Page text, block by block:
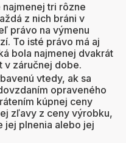
tri rôzne
z nich bráni v
právo na výmenu
To isté právo má aj
bola najmenej dvakrát
v záručnej dobe.
vtedy, ak sa
opraveného
kúpnej ceny
zľavy z ceny výrobku,
jej plnenia alebo jej